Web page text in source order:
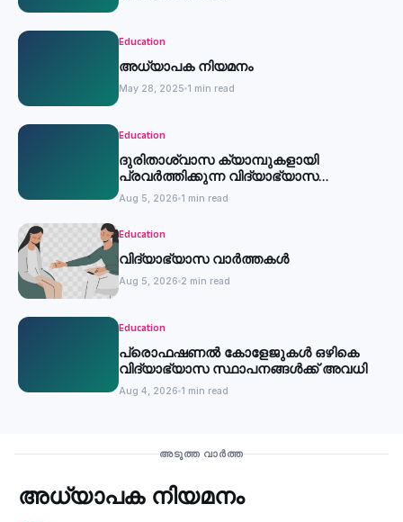
Education
അധ്യാപക നിയമനം
May 28, 2025 1 min read
Education
ദുരിതാശ്വാസ ക്യാമ്പുകളായി
പ്രവര്‍ത്തിക്കുന്ന വിദ്യാഭ്യാസ
സ്ഥാപനങ്ങള്‍ക്ക് അവധി
Aug 5, 2026 1 min read
Education
വിദ്യാഭ്യാസ വാർത്തകൾ
Aug 5, 2026 2 min read
Education
പ്രൊഫഷണൽ കോളേജുകൾ ഒഴികെ
വിദ്യാഭ്യാസ സ്ഥാപനങ്ങൾക്ക് അവധി
Aug 4, 2026 1 min read
അടുത്ത വാർത്ത
‹
അധ്യാപക നിയമനം